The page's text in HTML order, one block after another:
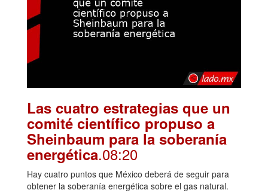
Las cuatro estrategias que un
comité científico propuso a
Sheinbaum para la soberanía
energética.08:20
Hay cuatro puntos que México deberá de seguir para
obtener la soberanía energética sobre el gas natural.